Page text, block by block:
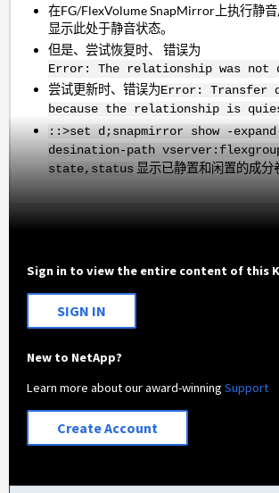
在FG/FlexVolumeSnapMirror 上执行静
显示此处于静音状态。
但是、尝试恢复时、 错误为
Error: The relationship was not
尝试更新时、错误为Error: Transfer
because the relationship is
::>set d;snapmirror show -
desination-path
state,status 显示已静置和闲置的成分
Sign in to view the entire content of this
SIGN IN
New to NetApp?
Learn more about our award-winningSupport
Create Account